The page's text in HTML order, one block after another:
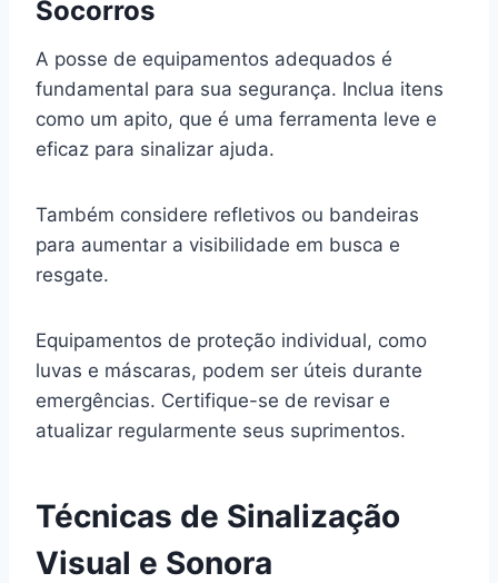
Socorros
A posse de equipamentos adequados é
fundamental para sua segurança. Inclua itens
como um apito, que é uma ferramenta leve e
eficaz para sinalizar ajuda.
Também considere refletivos ou bandeiras
para aumentar a visibilidade em busca e
resgate.
Equipamentos de proteção individual, como
luvas e máscaras, podem ser úteis durante
emergências. Certifique-se de revisar e
atualizar regularmente seus suprimentos.
Técnicas de Sinalização
Visual e Sonora